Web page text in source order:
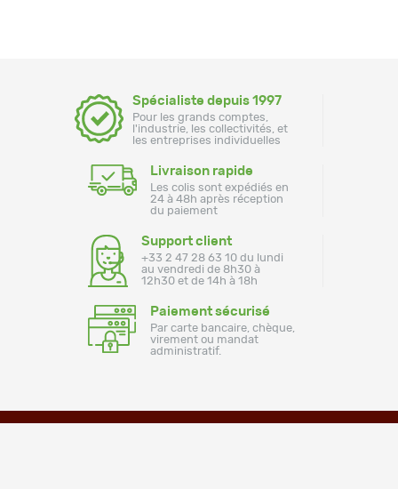
Spécialiste depuis 1997
Pour les grands comptes,
l'industrie, les collectivités, et
les entreprises individuelles
Livraison rapide
Les colis sont expédiés en
24 à 48h après réception
du paiement
Support client
+33 2 47 28 63 10 du lundi
au vendredi de 8h30 à
12h30 et de 14h à 18h
Paiement sécurisé
Par carte bancaire, chèque,
virement ou mandat
administratif.